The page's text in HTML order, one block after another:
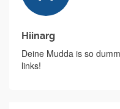
Hiinarg
Deine Mudda is so
links!